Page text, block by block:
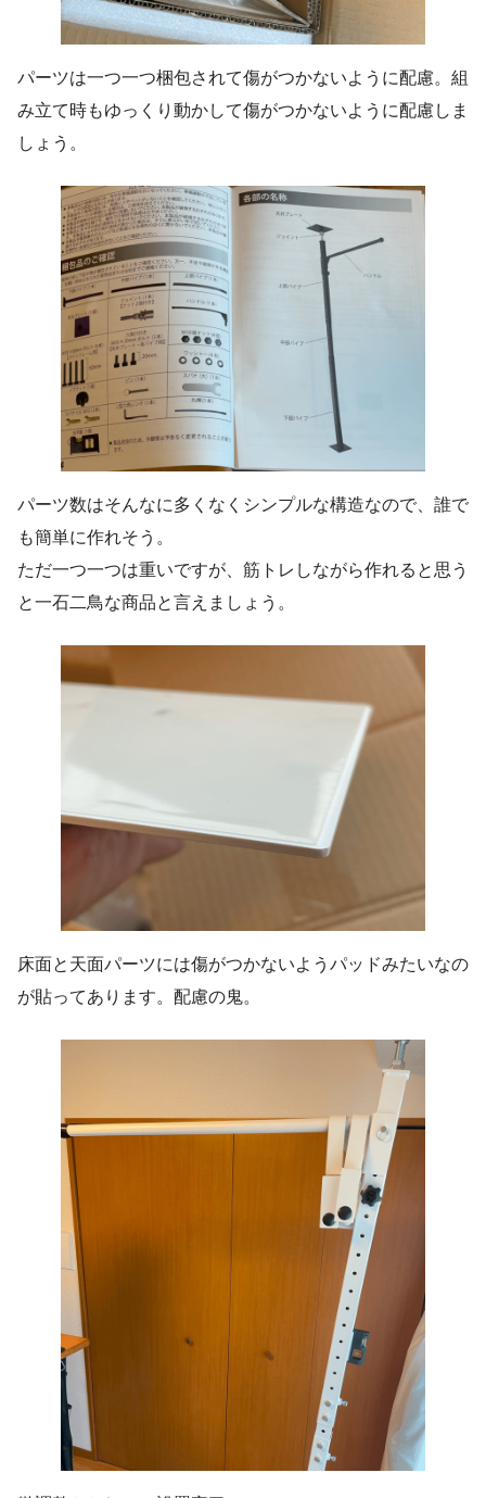
パーツは一つ一つ梱包されて傷がつかないように配慮。組
み立て時もゆっくり動かして傷がつかないように配慮しま
しょう。
パーツ数はそんなに多くなくシンプルな構造なので、誰で
も簡単に作れそう。
ただ一つ一つは重いですが、筋トレしながら作れると思う
と一石二鳥な商品と言えましょう。
床面と天面パーツには傷がつかないようパッドみたいなの
が貼ってあります。配慮の鬼。